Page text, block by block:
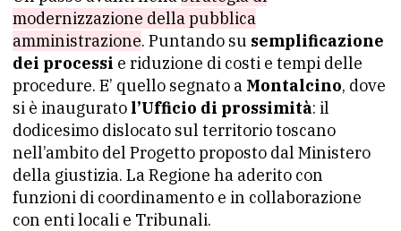
modernizzazione della pubblica
amministrazione. Puntando su semplificazione
dei processi e riduzione di costi e tempi delle
procedure. E’ quello segnato a Montalcino, dove
si è inaugurato l’Ufficio di prossimità: il
dodicesimo dislocato sul territorio toscano
nell’ambito del Progetto proposto dal Ministero
della giustizia. La Regione ha aderito con
funzioni di coordinamento e in collaborazione
con enti locali e Tribunali.